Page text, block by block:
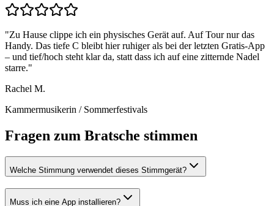
"Zu Hause clippe ich ein physisches Gerät auf. Auf Tour nur das
Handy. Das tiefe C bleibt hier ruhiger als bei der letzten Gratis-App
– und tief/hoch steht klar da, statt dass ich auf eine zitternde Nadel
starre."
Rachel M.
Kammermusikerin / Sommerfestivals
Fragen zum Bratsche stimmen
Welche Stimmung verwendet dieses Stimmgerät?
Muss ich eine App installieren?